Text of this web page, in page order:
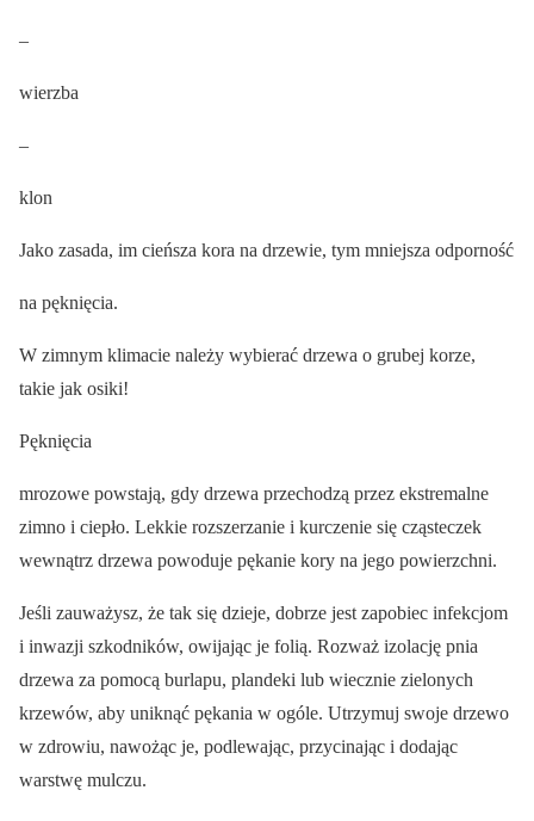
–
wierzba
–
klon
Jako zasada, im cieńsza kora na drzewie, tym mniejsza odporność
na pęknięcia.
W zimnym klimacie należy wybierać drzewa o grubej korze,
takie jak osiki!
Pęknięcia
mrozowe powstają, gdy drzewa przechodzą przez ekstremalne
zimno i ciepło. Lekkie rozszerzanie i kurczenie się cząsteczek
wewnątrz drzewa powoduje pękanie kory na jego powierzchni.
Jeśli zauważysz, że tak się dzieje, dobrze jest zapobiec infekcjom
i inwazji szkodników, owijając je folią. Rozważ izolację pnia
drzewa za pomocą burlapu, plandeki lub wiecznie zielonych
krzewów, aby uniknąć pękania w ogóle. Utrzymuj swoje drzewo
w zdrowiu, nawożąc je, podlewając, przycinając i dodając
warstwę mulczu.